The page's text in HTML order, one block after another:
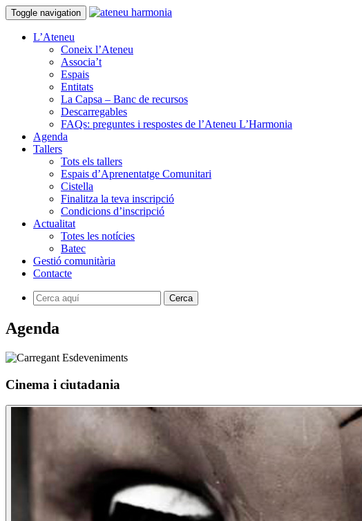
Toggle navigation
L’Ateneu
Coneix l’Ateneu
Associa’t
Espais
Entitats
La Capsa – Banc de recursos
Descarregables
FAQs: preguntes i respostes de l’Ateneu L’Harmonia
Agenda
Tallers
Tots els tallers
Espais d’Aprenentatge Comunitari
Cistella
Finalitza la teva inscripció
Condicions d’inscripció
Actualitat
Totes les notícies
Batec
Gestió comunitària
Contacte
Agenda
Cinema i ciutadania